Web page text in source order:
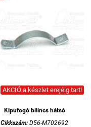
AKCIÓ a készlet erejéig tart!
Kipufogó bilincs hátsó
Cikkszám: D56-M702692